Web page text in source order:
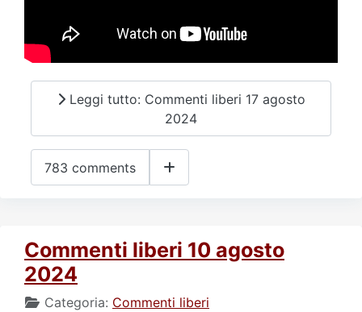
Leggi tutto: Commenti liberi 17 agosto
2024
783 comments
Commenti liberi 10 agosto
2024
Categoria: Commenti liberi